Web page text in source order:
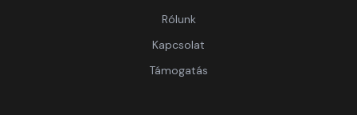
Rólunk
Kapcsolat
Támogatás